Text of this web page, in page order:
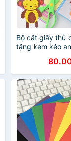
Bộ cắt giấy thủ
tặng kèm kéo